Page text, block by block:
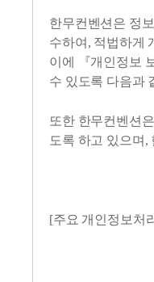
한무컨벤션은 정
수하여, 적법하게
이에 『개인정보
수 있도록 다음과
또한 한무컨벤션
도록 하고 있으며
[주요 개인정보처